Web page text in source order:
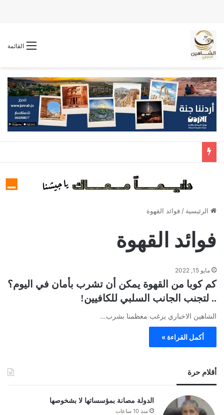
القائمة
الرئيسية / فوائد القهوة
فوائد القهوة
مايو 15, 2022
كم كوبا من القهوة يمكن أن تشرب بأمان في اليوم؟
.. لتجنب الجانب السلبي للكافيين!
الشاهين الاخباري يرغب معظمنا بشرب…
أكمل القراءة »
أقلام حرة
الدولة مصانة بمؤسساتها لا بشخوصها
منذ 10 ساعات